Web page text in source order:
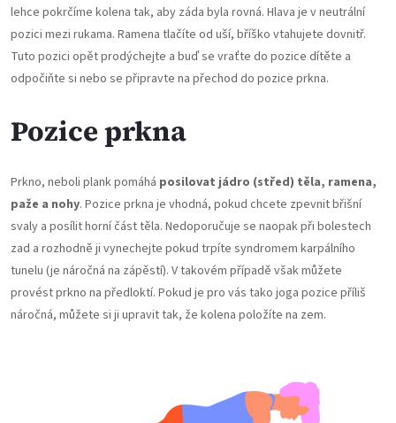
lehce pokrčíme kolena tak, aby záda byla rovná. Hlava je v neutrální
pozici mezi rukama. Ramena tlačíte od uší, bříško vtahujete dovnitř.
Tuto pozici opět prodýchejte a buď se vraťte do pozice dítěte a
odpočiňte si nebo se připravte na přechod do pozice prkna.
Pozice prkna
Prkno, neboli plank pomáhá posilovat jádro (střed) těla, ramena,
paže a nohy. Pozice prkna je vhodná, pokud chcete zpevnit břišní
svaly a posílit horní část těla. Nedoporučuje se naopak při bolestech
zad a rozhodně ji vynechejte pokud trpíte syndromem karpálního
tunelu (je náročná na zápěstí). V takovém případě však můžete
provést prkno na předloktí. Pokud je pro vás tako joga pozice příliš
náročná, můžete si ji upravit tak, že kolena položíte na zem.